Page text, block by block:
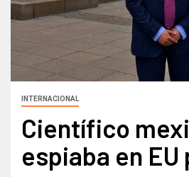
INTERNACIONAL
Científico
espiaba en EU